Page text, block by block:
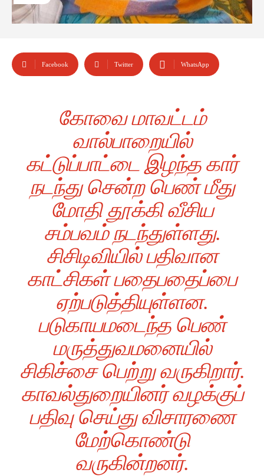
Facebook Twitter WhatsApp
கோவை மாவட்டம்
வால்பாறையில்
கட்டுப்பாட்டை இழந்த கார்
நடந்து சென்ற பெண் மீது
மோதி தூக்கி வீசிய
சம்பவம் நடந்துள்ளது.
சிசிடிவியில் பதிவான
காட்சிகள் பதைபதைப்பை
ஏற்படுத்தியுள்ளன.
படுகாயமடைந்த பெண்
மருத்துவமனையில்
சிகிச்சை பெற்று வருகிறார்.
காவல்துறையினர் வழக்குப்
பதிவு செய்து விசாரணை
மேற்கொண்டு
வருகின்றனர்.